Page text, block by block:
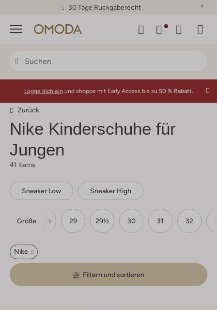
30 Tage Rückgaberecht
Menü
Logge dich ein und shoppe mit Early Access bis zu 50 % Rabatt.
Zurück
Nike Kinderschuhe für
Jungen
41 items
Sneaker Low Sneaker High
Größe
28 28½ 29 29½ 30 31 32
Nike
Filtern und sortieren